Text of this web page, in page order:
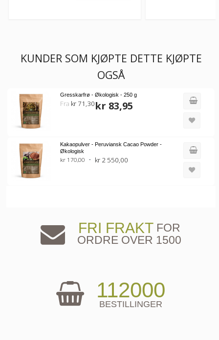
KUNDER SOM KJØPTE DETTE KJØPTE
OGSÅ
Gresskarfrø - Økologisk - 250 g
kr 83,95
Fra kr 71,30
Kakaopulver - Peruviansk Cacao Powder -
Økologisk
kr 170,00 kr 2 550,00
FRI FRAKTFOR
ORDRE OVER 1500
112000
BESTILLINGER